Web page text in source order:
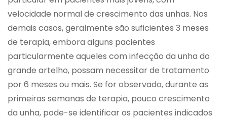
velocidade normal de crescimento das unhas. Nos
demais casos, geralmente são suficientes 3 meses
de terapia, embora alguns pacientes
particularmente aqueles com infecção da unha do
grande artelho, possam necessitar de tratamento
por 6 meses ou mais. Se for observado, durante as
primeiras semanas de terapia, pouco crescimento
da unha, pode-se identificar os pacientes indicados